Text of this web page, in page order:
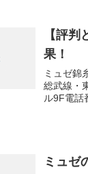
【評
果！
ミュゼ
総武線・
ル9F電話
ミュゼ